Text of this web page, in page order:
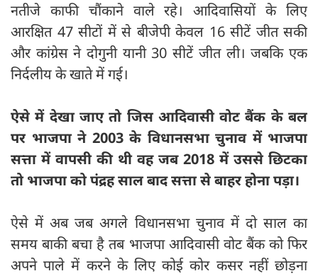
नतीजे काफी चौंकाने वाले रहे। आदिवासियों के लिए
आरक्षित 47 सीटों में से बीजेपी केवल 16 सीटें जीत सकी
और कांग्रेस ने दोगुनी यानी 30 सीटें जीत ली। जबकि एक
निर्दलीय के खाते में गई।
ऐसे में देखा जाए तो जिस आदिवासी वोट बैंक के बल
पर भाजपा ने 2003 के विधानसभा चुनाव में भाजपा
सत्ता में वापसी की थी वह जब 2018 में उससे छिटका
तो भाजपा को पंद्रह ‌साल बाद सत्ता से बाहर होना पड़ा।
ऐसे में अब जब अगले विधानसभा चुनाव में दो साल का
समय बाकी बचा है तब भाजपा आदिवासी वोट बैंक को फिर
अपने पाले में करने के लिए कोई कोर कसर नहीं छोड़ना